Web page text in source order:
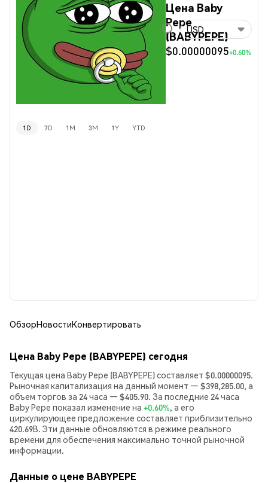
Цена Baby
Pepe
(BABYPEPE)
$0.00000095+0.60%
USD
1D 7D 1M 3M 1Y YTD
ОбзорНовостиКонвертировать
Цена Baby Pepe (BABYPEPE) сегодня
Текущая цена Baby Pepe (BABYPEPE) составляет $0.00000095.
Рыночная капитализация на данный момент — $398,285.00, а
объем торгов за 24 часа — $405.90. За последние 24 часа
Baby Pepe показал изменение на +0.60%, а его
циркулирующее предложение составляет приблизительно
420.69B. Эти данные обновляются в режиме реального
времени для обеспечения максимально точной рыночной
информации.
Данные о цене BABYPEPE